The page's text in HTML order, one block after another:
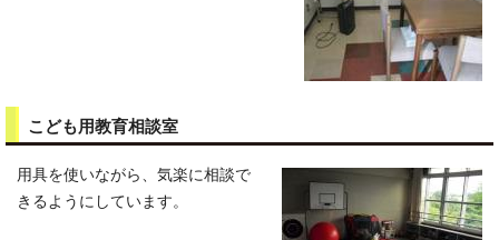
こども用教育相談室
用具を使いながら、気楽に相談で
きるようにしています。